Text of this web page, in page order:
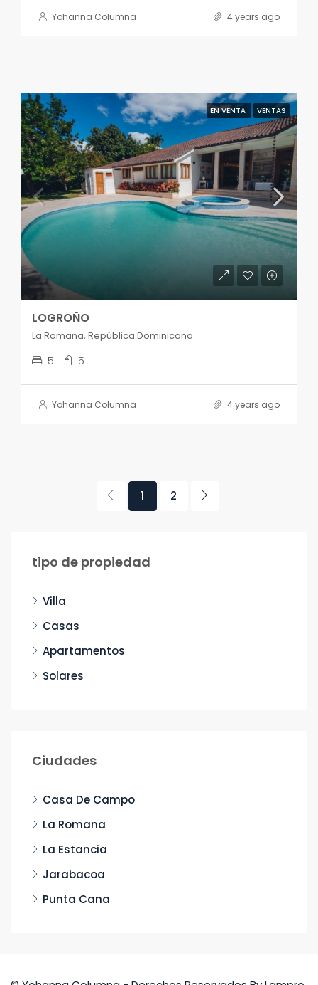
Yohanna Columna 4 years ago
EN VENTA VENTAS
LOGROÑO
La Romana, República Dominicana
5 5
Yohanna Columna 4 years ago
1 2
tipo de propiedad
Villa
Casas
Apartamentos
Solares
Ciudades
Casa De Campo
La Romana
La Estancia
Jarabacoa
Punta Cana